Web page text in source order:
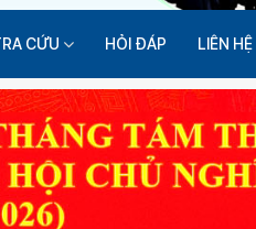
CỨU HỎI ĐÁP LIÊN HỆ